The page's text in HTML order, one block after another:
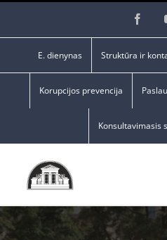
E. dienynas Struktūra ir
Korupcijos prevencija
Konsultavimasis